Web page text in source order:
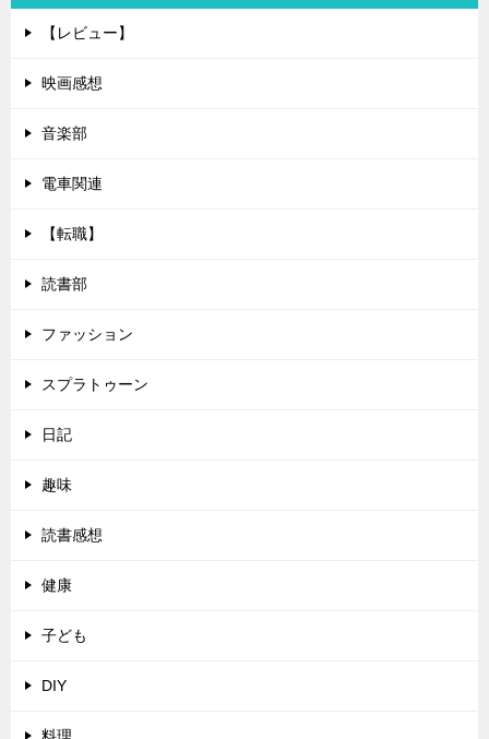
【レビュー】
映画感想
音楽部
電車関連
【転職】
読書部
ファッション
スプラトゥーン
日記
趣味
読書感想
健康
子ども
DIY